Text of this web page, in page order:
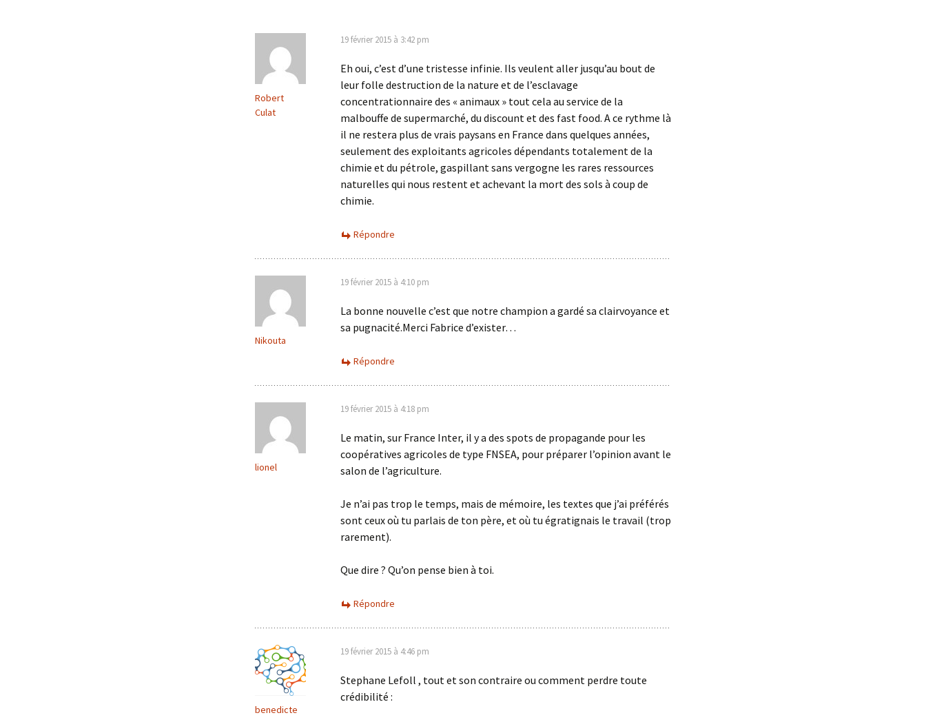
Robert
Culat
19 février 2015 à 3:42 pm
Eh oui, c’est d’une tristesse infinie. Ils veulent aller jusqu’au bout de
leur folle destruction de la nature et de l’esclavage
concentrationnaire des « animaux » tout cela au service de la
malbouffe de supermarché, du discount et des fast food. A ce rythme là
il ne restera plus de vrais paysans en France dans quelques années,
seulement des exploitants agricoles dépendants totalement de la
chimie et du pétrole, gaspillant sans vergogne les rares ressources
naturelles qui nous restent et achevant la mort des sols à coup de
chimie.
Répondre
Nikouta
19 février 2015 à 4:10 pm
La bonne nouvelle c’est que notre champion a gardé sa clairvoyance et
sa pugnacité.Merci Fabrice d’exister…
Répondre
lionel
19 février 2015 à 4:18 pm
Le matin, sur France Inter, il y a des spots de propagande pour les
coopératives agricoles de type FNSEA, pour préparer l’opinion avant le
salon de l’agriculture.
Je n’ai pas trop le temps, mais de mémoire, les textes que j’ai préférés
sont ceux où tu parlais de ton père, et où tu égratignais le travail (trop
rarement).
Que dire ? Qu’on pense bien à toi.
Répondre
benedicte
19 février 2015 à 4:46 pm
Stephane Lefoll , tout et son contraire ou comment perdre toute
crédibilité :